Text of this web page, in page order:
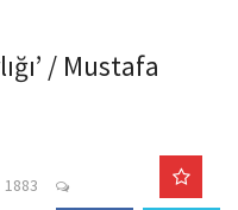
/ Mustafa
1883